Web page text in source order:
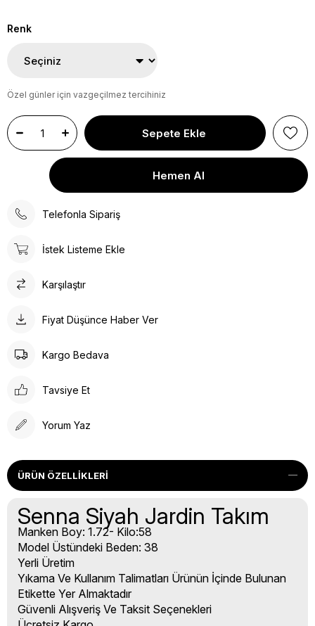
Renk
Özel günler için vazgeçilmez tercihiniz
Telefonla Sipariş
İstek Listeme Ekle
Karşılaştır
Fiyat Düşünce Haber Ver
Kargo Bedava
Tavsiye Et
Yorum Yaz
ÜRÜN ÖZELLIKLERI
Senna Siyah Jardin Takım
Manken Boy: 1.72- Kilo:58
Model Üstündeki Beden: 38
Yerli Üretim
Yıkama Ve Kullanım Talimatları Ürünün İçinde Bulunan
Etikette Yer Almaktadır
Güvenli Alışveriş Ve Taksit Seçenekleri